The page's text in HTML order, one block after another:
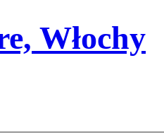
Włochy